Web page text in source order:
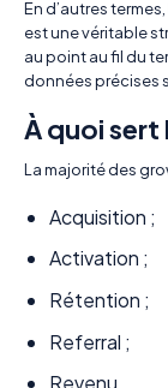
En d’autres
est une véritable
au point au fil du
données précises
À quoi sert
La majorité des
Acquisition ;
Activation ;
Rétention ;
Referral ;
Revenu